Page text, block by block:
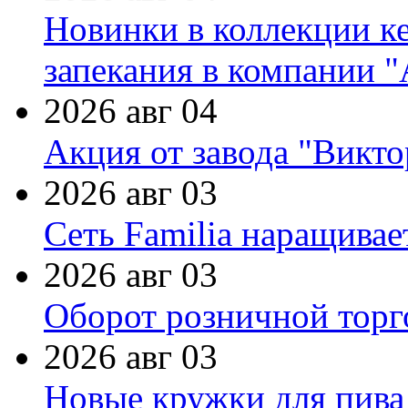
Новинки в коллекции
запекания в компании
2026 авг 04
Акция от завода
2026 авг 03
Сеть Familia
2026 авг 03
Оборот розничной
2026 авг 03
Новые кружки для